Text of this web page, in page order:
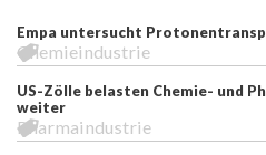
Empa untersucht
Chemieindustrie
US-Zölle belasten Chemie- und
weiter
Pharmaindustrie